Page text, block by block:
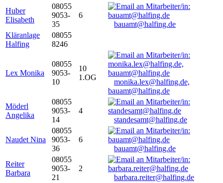
Huber
Elisabeth
08055
9053-
35
6
bauamt@halfing.de
Kläranlage
Halfing
08055
8246
Lex Monika
08055
9053-
10
10
1.OG
monika.lex@halfing.de,
bauamt@halfing.de
Möderl
Angelika
08055
9053-
14
4
standesamt@halfing.de
Naudet Nina
08055
9053-
36
6
bauamt@halfing.de
Reiter
Barbara
08055
9053-
21
2
barbara.reiter@halfing.de